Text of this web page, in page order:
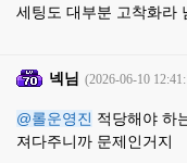
세팅도 대부분 고착화라
넥님 (2026-06-10
@롤운영진 적당해야 하
져다주니까 문제인거지